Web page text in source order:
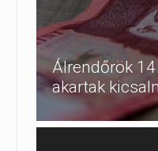
Álrendőrök
akartak